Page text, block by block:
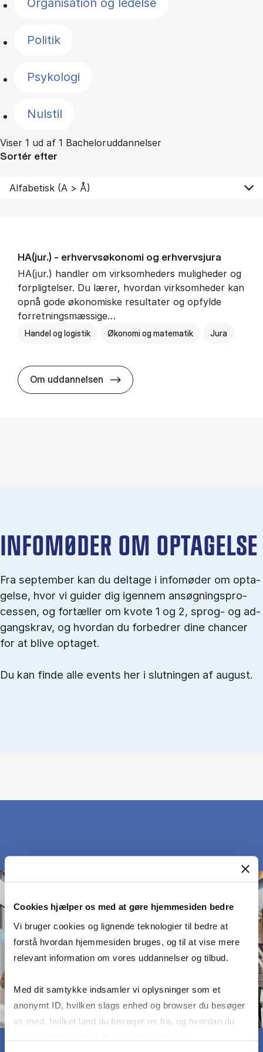
Cookies hjælper os med at gøre hjemmesiden bedre
Vi bruger cookies og lignende teknologier til bedre at
forstå hvordan hjemmesiden bruges, og til at vise mere
relevant information om vores uddannelser og tilbud.
Med dit samtykke indsamler vi oplysninger som et
anonymt ID, hvilken slags enhed og browser du besøger
os med, hvilket land du besøger os fra, og hvordan du
Organisation og ledelse
Politik
Psykologi
Nulstil
Viser 1 ud af 1 Bacheloruddannelser
Sortér efter
HA(jur.) - erhvervs­økonomi og erhvervs­jura
HA(jur.) handler om virksomheders muligheder og
forpligtelser. Du lærer, hvordan virksomheder kan
opnå gode økonomiske resultater og opfylde
forretningsmæssige…
Handel og logistik Økonomi og matematik Jura
Om uddannelsen HA(jur.) - erhvervs­økonomi og
IN­FO­MØ­DER OM OP­TA­GEL­SE
Fra september kan du del­tage i in­fo­mø­der om op­ta­
gel­se, hvor vi gu­i­der dig igen­nem an­søg­nings­pro­
ces­sen, og for­tæl­ler om kvo­te 1 og 2, sprog- og ad­
gangs­krav, og hvordan du forbedrer dine chancer
for at blive optaget.
Du kan finde alle events her i slutningen af august.